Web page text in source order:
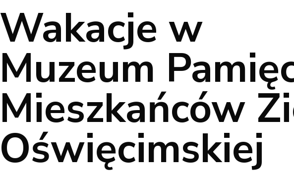
Wakacje w
Muzeum
Mieszkańców
Oświęcimskiej